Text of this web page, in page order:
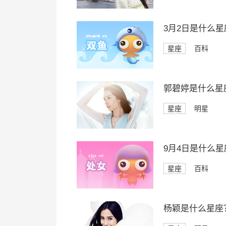
3月2日是什么星
星座 百科
郭碧婷是什么星
星座 明星
9月4日是什么星
星座 百科
杨颖是什么星座